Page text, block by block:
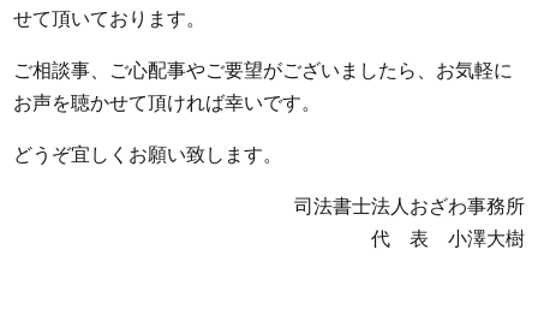
せて頂いております。
ご相談事、ご心配事やご要望がございましたら、お気軽に
お声を聴かせて頂ければ幸いです。
どうぞ宜しくお願い致します。
司法書士法人おざわ事務所
代 表 小澤大樹